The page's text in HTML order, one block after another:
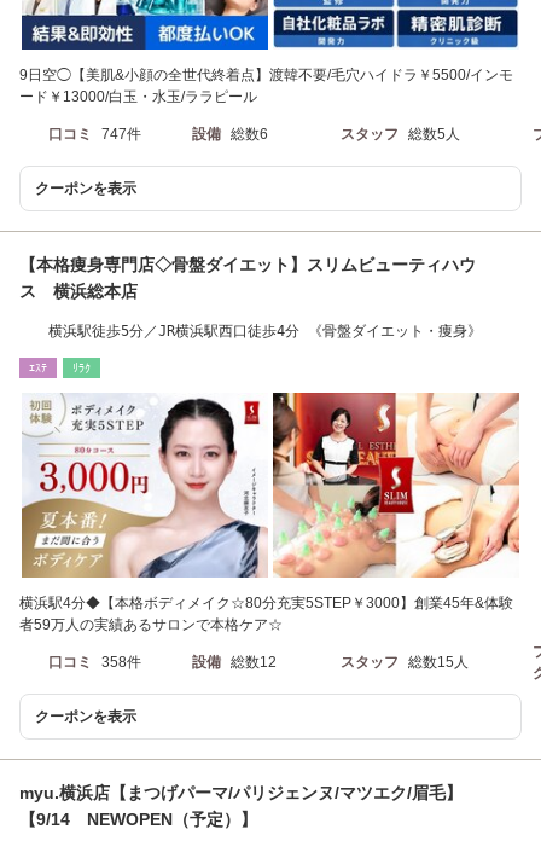
9日空◯【美肌&小顔の全世代終着点】渡韓不要/毛穴ハイドラ￥5500/インモ
ード￥13000/白玉・水玉/ララピール
口コミ 747件 設備 総数6 スタッフ 総数5人
クーポンを表示
【本格痩身専門店◇骨盤ダイエット】スリムビューティハウ
ス 横浜総本店
横浜駅徒歩5分／JR横浜駅西口徒歩4分 《骨盤ダイエット・痩身》
ｴｽﾃ ﾘﾗｸ
横浜駅4分◆【本格ボディメイク☆80分充実5STEP￥3000】創業45年&体験
者59万人の実績あるサロンで本格ケア☆
口コミ 358件 設備 総数12 スタッフ 総数15人
クーポンを表示
myu.横浜店【まつげパーマ/パリジェンヌ/マツエク/眉毛】
【9/14 NEWOPEN（予定）】